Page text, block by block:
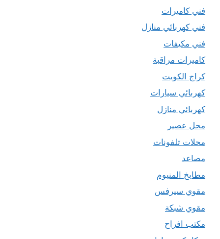
فني كاميرات
فني كهربائي منازل
فني مكيفات
كاميرات مراقبة
كراج الكويت
كهربائي سيارات
كهربائي منازل
محل عصير
محلات تلفونات
مصاعد
مطابخ المنيوم
مقوي سيرفس
مقوي شبكة
مكتب افراح